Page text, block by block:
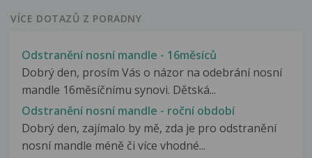
VÍCE DOTAZŮ Z PORADNY
Odstranění nosní mandle - 16měsíců
Dobrý den, prosím Vás o názor na odebrání nosní
mandle 16měsíčnímu synovi. Dětská...
Odstranění nosní mandle - roční období
Dobrý den, zajímalo by mě, zda je pro odstranění
nosní mandle méně či více vhodné...